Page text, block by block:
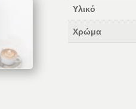
Υλικό
Χρώμα